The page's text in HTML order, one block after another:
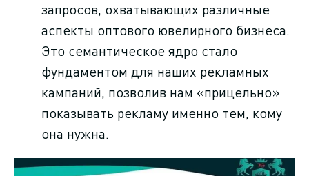
запросов, охватывающих различные
аспекты оптового ювелирного бизнеса.
Это семантическое ядро стало
фундаментом для наших рекламных
кампаний, позволив нам «прицельно»
показывать рекламу именно тем, кому
она нужна.